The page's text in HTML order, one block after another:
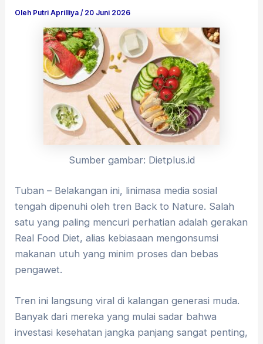
Oleh Putri Aprilliya/ 20 Juni 2026
Sumber gambar: Dietplus.id
Tuban – Belakangan ini, linimasa media sosial
tengah dipenuhi oleh tren Back to Nature. Salah
satu yang paling mencuri perhatian adalah gerakan
Real Food Diet, alias kebiasaan mengonsumsi
makanan utuh yang minim proses dan bebas
pengawet.
​Tren ini langsung viral di kalangan generasi muda.
Banyak dari mereka yang mulai sadar bahwa
investasi kesehatan jangka panjang sangat penting,